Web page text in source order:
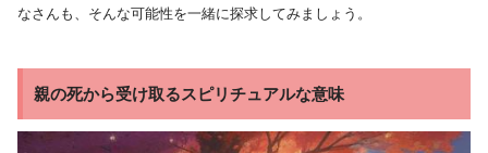
なさんも、そんな可能性を一緒に探求してみましょう。
親の死から受け取るスピリチュアルな意味